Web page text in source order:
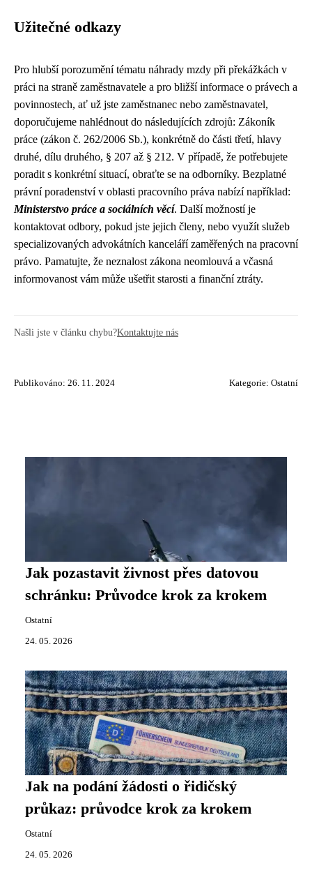
Užitečné odkazy
Pro hlubší porozumění tématu náhrady mzdy při překážkách v
práci na straně zaměstnavatele a pro bližší informace o právech a
povinnostech, ať už jste zaměstnanec nebo zaměstnavatel,
doporučujeme nahlédnout do následujících zdrojů: Zákoník
práce (zákon č. 262/2006 Sb.), konkrétně do části třetí, hlavy
druhé, dílu druhého, § 207 až § 212. V případě, že potřebujete
poradit s konkrétní situací, obraťte se na odborníky. Bezplatné
právní poradenství v oblasti pracovního práva nabízí například:
Ministerstvo práce a sociálních věcí. Další možností je
kontaktovat odbory, pokud jste jejich členy, nebo využít služeb
specializovaných advokátních kanceláří zaměřených na pracovní
právo. Pamatujte, že neznalost zákona neomlouvá a včasná
informovanost vám může ušetřit starosti a finanční ztráty.
Našli jste v článku chybu?Kontaktujte nás
Publikováno: 26. 11. 2024 Kategorie: Ostatní
Jak pozastavit živnost přes datovou
schránku: Průvodce krok za krokem
Ostatní
24. 05. 2026
Jak na podání žádosti o řidičský
průkaz: průvodce krok za krokem
Ostatní
24. 05. 2026